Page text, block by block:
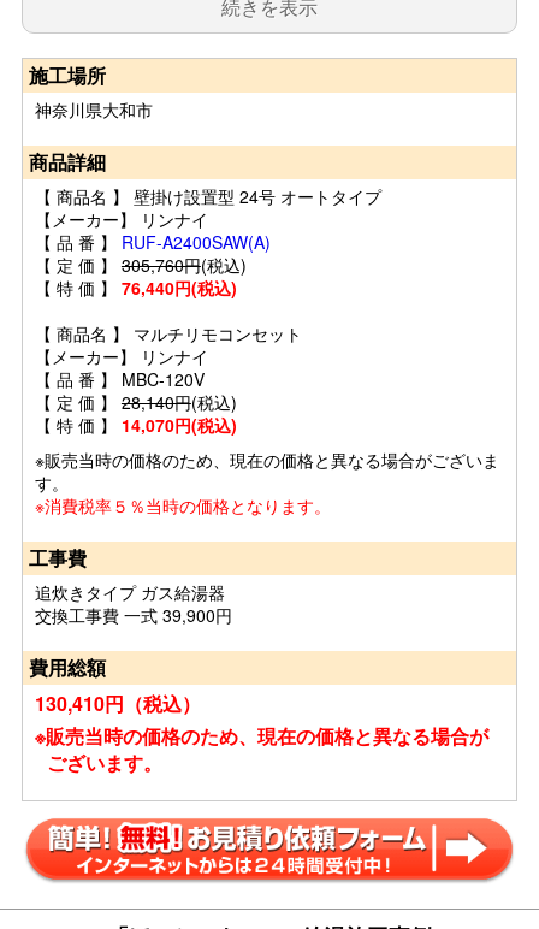
続きを表示
施工場所
神奈川県大和市
商品詳細
【 商品名 】 壁掛け設置型 24号 オートタイプ
【メーカー】 リンナイ
【 品 番 】 RUF-A2400SAW(A)
【 定 価 】 305,760円(税込)
【 特 価 】 76,440円(税込)
【 商品名 】 マルチリモコンセット
【メーカー】 リンナイ
【 品 番 】 MBC-120V
【 定 価 】 28,140円(税込)
【 特 価 】 14,070円(税込)
※販売当時の価格のため、現在の価格と異なる場合がございま
す。
※消費税率５％当時の価格となります。
工事費
追炊きタイプ ガス給湯器
交換工事費 一式 39,900円
費用総額
130,410円（税込）
※販売当時の価格のため、現在の価格と異なる場合が
ございます。